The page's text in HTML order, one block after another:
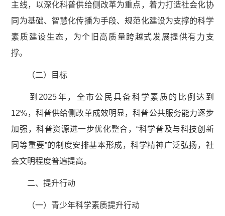
主线，以深化科普供给侧改革为重点，着力打造社会化协
同为基础、智慧化传播为手段、规范化建设为支撑的科学
素质建设生态，为个旧高质量跨越式发展提供有力支
撑。
（二）目标
到2025年，全市公民具备科学素质的比例达到
12%，科普供给侧改革成效明显，科普公共服务能力逐步
加强，科普资源进一步优化整合，“科学普及与科技创新
同等重要”的制度安排基本形成，科学精神广泛弘扬，社
会文明程度普遍提高。
二、提升行动
（一）青少年科学素质提升行动